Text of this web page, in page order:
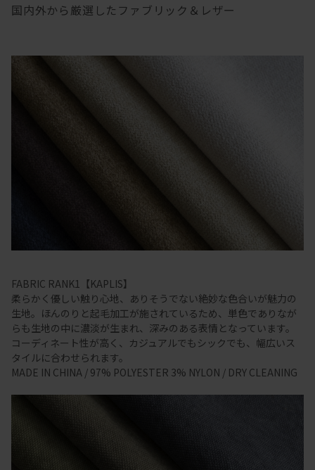
国内外から厳選したファブリック＆レザー
FABRIC RANK1【KAPLIS】
柔らかく優しい触り心地、ありそうでない絶妙な色合いが魅力の
生地。ほんのりと起毛加工が施されているため、単色でありなが
らも生地の中に濃淡が生まれ、深みのある表情となっています。
コーディネート性が高く、カジュアルでもシックでも、幅広いス
タイルに合わせられます。
MADE IN CHINA / 97% POLYESTER 3% NYLON / DRY CLEANING